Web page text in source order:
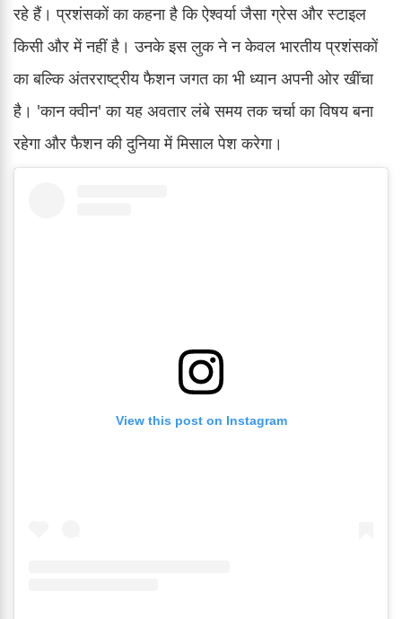
रहे हैं। प्रशंसकों का कहना है कि ऐश्वर्या जैसा ग्रेस और स्टाइल
किसी और में नहीं है। उनके इस लुक ने न केवल भारतीय प्रशंसकों
का बल्कि अंतरराष्ट्रीय फैशन जगत का भी ध्यान अपनी ओर खींचा
है। 'कान क्वीन' का यह अवतार लंबे समय तक चर्चा का विषय बना
रहेगा और फैशन की दुनिया में मिसाल पेश करेगा।
View this post on Instagram